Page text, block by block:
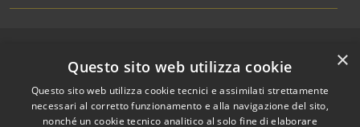
Accessibilità
Privacy
Cookie
Copyright © 2026 • Comune di
Riccione • Powered by
Municipium•Accesso
redazione
×
Questo sito web utilizza cookie
Questo sito web utilizza cookie tecnici e assimilati strettamente
necessari al corretto funzionamento e alla navigazione del sito,
nonché un cookie tecnico analitico al solo fine di elaborare